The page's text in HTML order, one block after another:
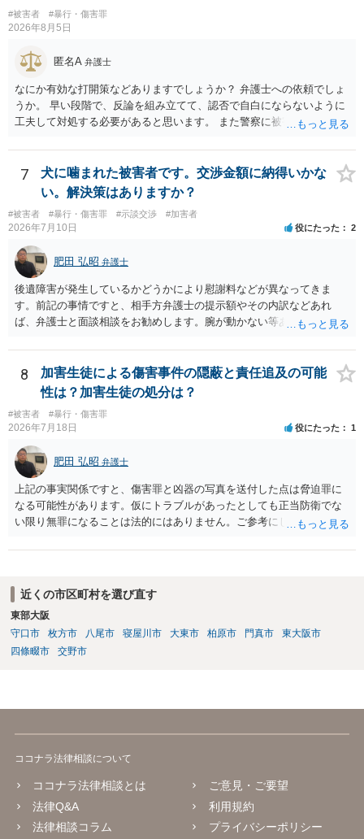
#被害者 #暴行・傷害罪
2026年8月5日
匿名A 弁護士
なにか有効な打開策などありますでしょうか？ 弁護士への依頼でしょ
うか。 早い段階で、反論を組み立てて、認否で自白にならないように
工夫して対処する必要があると思います。 また警察に被害届を出すと
告訴状を作って証拠をそろえて出すことでしょう。
7
犬に噛まれた被害者です。交渉金額に納得いかな
い。解決策はありますか？
#被害者 #暴行・傷害罪 #示談交渉 #加害者
2026年7月10日 役にたった 2
肥田 弘昭 弁護士
後遺障害が発生しているかどうかにより慰謝料などが異なってきま
す。前記の事情ですと、相手方弁護士の提示額やその内訳などあれ
ば、弁護士と面談相談をお勧めします。腕が動かない等あれば後遺障
となります。ご参考にしてください。
8
加害生徒による傷害事件の隠蔽と責任追及の可能
性は？加害生徒の処分は？
#被害者 #暴行・傷害罪
2026年7月18日 役にたった 1
肥田 弘昭 弁護士
上記の事実関係ですと、傷害罪と凶器の写真を送付した点は脅迫罪に
なる可能性があります。仮にトラブルがあったとしても正当防衛でな
い限り無罪になることは法的にはありません。ご参考にしてくださ
近くの市区町村を選び直す
東部大阪
守口市
枚方市 八尾市 寝屋川市 大東市 柏原市 門真市
東大阪市
四條畷市
交野市
ココナラ法律相談について
ココナラ法律相談とは
法律Q&A
法律相談コラム
ご意見・ご要望
利用規約
プライバシーポリシー